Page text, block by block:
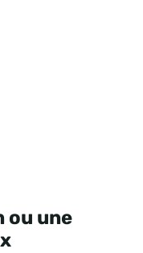
ou une